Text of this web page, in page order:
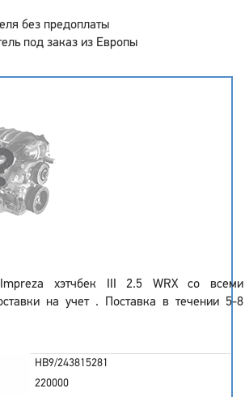
без предоплаты
под заказ из Европы
хэтчбек III 2.5 WRX со всеми
на учет . Поставка в течении 5-8
HB9/243815281
220000